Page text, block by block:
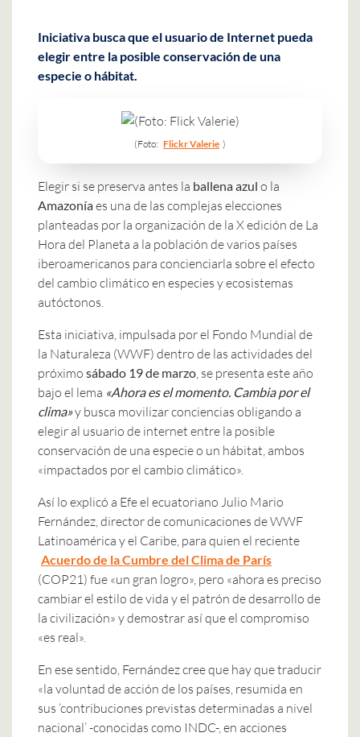
Iniciativa busca que el usuario de Internet pueda
elegir entre la posible conservación de una
especie o hábitat.
(Foto: Flickr Valerie )
Elegir si se preserva antes la ballena azul o la
Amazoníaes una de las complejas elecciones
planteadas por la organización de la X edición de La
Hora del Planeta a la población de varios países
iberoamericanos para concienciarla sobre el efecto
del cambio climático en especies y ecosistemas
autóctonos.
Esta iniciativa, impulsada por el Fondo Mundial de
la Naturaleza (WWF) dentro de las actividades del
próximo sábado 19 de marzo , se presenta este año
bajo el lema «Ahora es el momento. Cambia por el
clima»y busca movilizar conciencias obligando a
elegir al usuario de internet entre la posible
conservación de una especie o un hábitat, ambos
«impactados por el cambio climático».
Así lo explicó a Efe el ecuatoriano Julio Mario
Fernández, director de comunicaciones de WWF
Latinoamérica y el Caribe, para quien el reciente
Acuerdo de la Cumbre del Clima de París
(COP21) fue «un gran logro», pero «ahora es preciso
cambiar el estilo de vida y el patrón de desarrollo de
la civilización» y demostrar así que el compromiso
«es real».
En ese sentido, Fernández cree que hay que traducir
«la voluntad de acción de los países, resumida en
sus ‘contribuciones previstas determinadas a nivel
nacional’ -conocidas como INDC-, en acciones